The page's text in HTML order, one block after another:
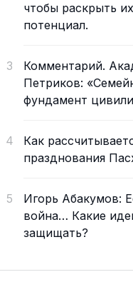
чтобы раскрыть
потенциал.
3
Комментарий.
Петриков:
фундамент
4
Как
празднования
5
Игорь Абакумов:
война… Какие
защищать?